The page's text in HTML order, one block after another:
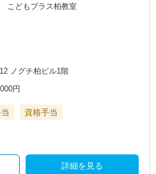
こどもプラス柏教室
ノグチ柏ビル1階
円
資格手当
詳細を見る